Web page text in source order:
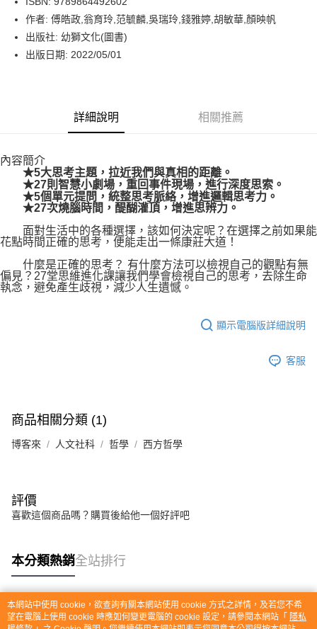
Apple Pay
街口支付
博客來商品配送方式
每筆NT$80，滿NT$1,000(含以上)免運費
作者: 傅皓政,翁育玲,范毓麟,吳瑞玲,錢雅婷,胡敏華,顏映帆
出版社: 幼獅文化(圖書)
出版日期: 2022/05/01
詳細說明 相關推薦
內容簡介
★5大思考主題，拉近我們與真相的距離。
★27則智慧小劇場，重回事件現場，進行深度思索。
★5個單元提問，統整思考脈絡，增進邏輯思考力。
★27次燒腦時間，醍醐灌頂，增進思辨力。
面對生活中的各種選擇，該如何決定呢？在選擇之前如果能
花點時間正確的思考，便能走出一條康莊大道！
什麼是正確的思考？ 有什麼方法可以檢視自己的觀點有無
偏見？27堂思維進化課讓我們學會檢視自己的思考，去除生命
執念，避免產生歧視，減少人生遺憾。
顯示電腦版詳細說明
客服
商品相關分類 (1)
博客來 人文社科 哲學 西方哲學
評價
喜歡這個商品嗎？購買後給他一個好評吧
本分類熱銷全站排行
熱門標籤
本網站中使用 cookie，欲查詢有關本網站使用 cookie 方式之詳情，及若您不希
望在電腦上使用 cookie 時應如何變更電腦的 cookie 設定，請參閱本網站「 隱私